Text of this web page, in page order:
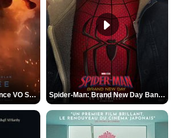
L'Odyssée Bande-annonce VO STFR Spider-Man: Brand New Day Bande-annonce VO STFR